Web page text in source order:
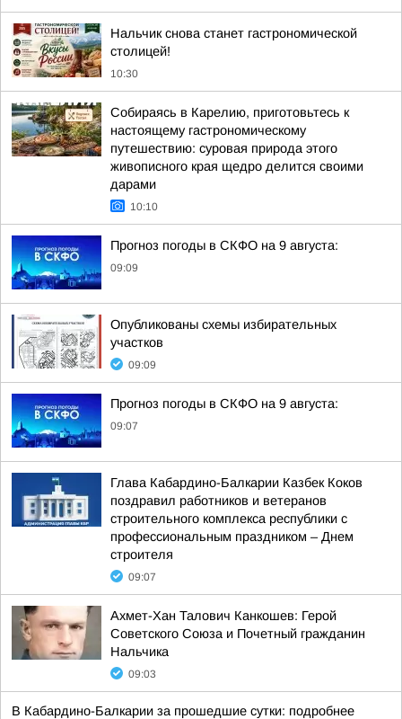
Нальчик снова станет гастрономической
столицей!
10:30
Собираясь в Карелию, приготовьтесь к
настоящему гастрономическому
путешествию: суровая природа этого
живописного края щедро делится своими
дарами
10:10
Прогноз погоды в СКФО на 9 августа:
09:09
Опубликованы схемы избирательных
участков
09:09
Прогноз погоды в СКФО на 9 августа:
09:07
Глава Кабардино-Балкарии Казбек Коков
поздравил работников и ветеранов
строительного комплекса республики с
профессиональным праздником – Днем
строителя
09:07
Ахмет-Хан Талович Канкошев: Герой
Советского Союза и Почетный гражданин
Нальчика
09:03
В Кабардино-Балкарии за прошедшие сутки: подробнее